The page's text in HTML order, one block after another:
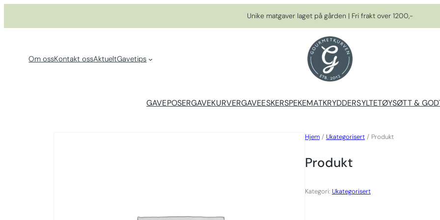
Unike matgaver laget på gården | Fri frakt over 1200,-
Om ossKontakt ossAktueltGavetips
GAVEPOSERGAVEKURVERGAVEESKERSPEKEMATKRYDDERSYLTETØYSØTT &
Hjem/ Ukategorisert/ Produkt
Produkt
Kategori: Ukategorisert